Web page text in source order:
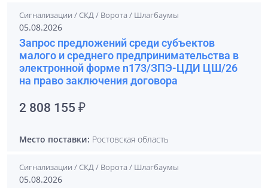
Сигнализации / СКД / Ворота / Шлагбаумы
05.08.2026
Запрос предложений среди субъектов
малого и среднего предпринимательства в
электронной форме n173/ЗПЭ-ЦДИ ЦШ/26
на право заключения договора
2 808 155 ₽
Место поставки: Ростовская область
Сигнализации / СКД / Ворота / Шлагбаумы
05.08.2026